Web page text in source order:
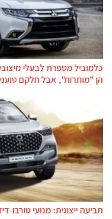
כלמוביל מספרת לבעלי
הן "מותרות", אבל חלקם
תביעה ייצוגית: מנועי טורבו-